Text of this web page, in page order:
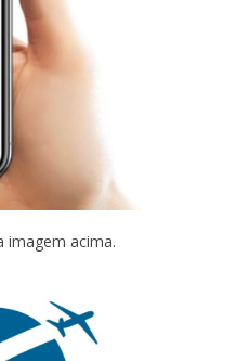
imagem acima.